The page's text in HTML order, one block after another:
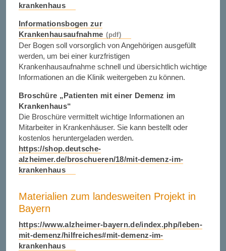
krankenhaus
Informationsbogen zur
Krankenhausaufnahme
Der Bogen soll vorsorglich von Angehörigen ausgefüllt
werden, um bei einer kurzfristigen
Krankenhausaufnahme schnell und übersichtlich wichtige
Informationen an die Klinik weitergeben zu können.
Broschüre „Patienten mit einer Demenz im
Krankenhaus“
Die Broschüre vermittelt wichtige Informationen an
Mitarbeiter in Krankenhäuser. Sie kann bestellt oder
kostenlos heruntergeladen werden.
https://shop.deutsche-
alzheimer.de/broschueren/18/mit-demenz-im-
krankenhaus
Materialien zum landesweiten Projekt in
Bayern
https://www.alzheimer-bayern.de/index.php/leben-
mit-demenz/hilfreiches#mit-demenz-im-
krankenhaus